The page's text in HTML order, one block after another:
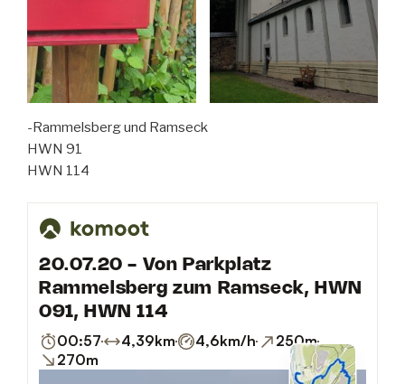
-Rammelsberg und Ramseck
HWN 91
HWN 114